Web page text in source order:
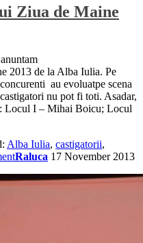
Ziua de Maine
2013 de la Alba Iulia. Pe
au evoluatpe scena
nu pot fi toti. Asadar,
Locul I – Mihai Boicu; Locul
Alba Iulia, castigatorii,
Raluca 17 November 2013